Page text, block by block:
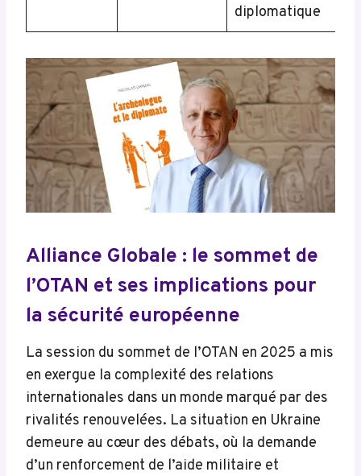
diplomatique
Alliance Globale : le sommet de
l’OTAN et ses implications pour
la sécurité européenne
La session du sommet de l’OTAN en 2025 a mis
en exergue la complexité des relations
internationales dans un monde marqué par des
rivalités renouvelées. La situation en Ukraine
demeure au cœur des débats, où la demande
d’un renforcement de l’aide militaire et